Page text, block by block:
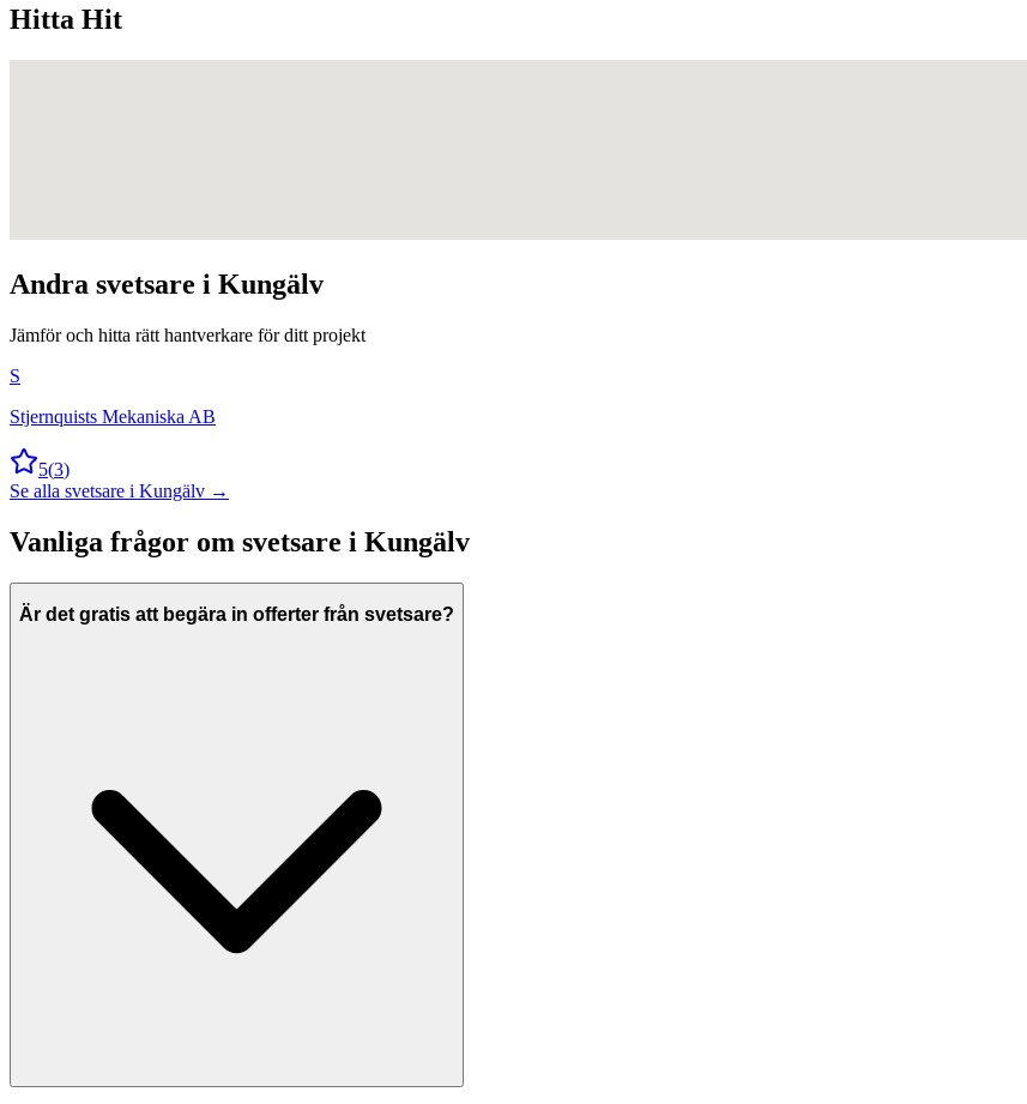
Hitta Hit
Andra svetsare i Kungälv
Jämför och hitta rätt hantverkare för ditt projekt
S
Stjernquists Mekaniska AB
5(3)
Se alla svetsare i Kungälv →
Vanliga frågor om svetsare i Kungälv
Är det gratis att begära in offerter från svetsare?